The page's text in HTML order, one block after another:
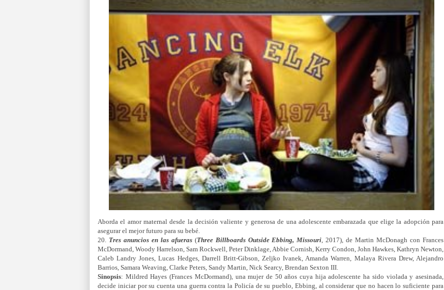
Aborda el amor maternal desde la decisión valiente y generosa de una adolescente embarazada que elige la adopción para
asegurar el mejor futuro para su bebé.
20.
Tres anuncios en las afueras (Three Billboards Outside Ebbing, Missouri , 2017), de Martin McDonagh con Frances
McDormand, Woody Harrelson, Sam Rockwell, Peter Dinklage, Abbie Cornish, Kerry Condon, John Hawkes, Kathryn Newton,
Caleb Landry Jones, Lucas Hedges, Darrell Britt-Gibson, Zeljko Ivanek, Amanda Warren, Malaya Rivera Drew, Alejandro
Barrios, Samara Weaving, Clarke Peters, Sandy Martin, Nick Searcy, Brendan Sexton III.
Sinopsis: Mildred Hayes (Frances McDormand), una mujer de 50 años cuya hija adolescente ha sido violada y asesinada,
decide iniciar por su cuenta una guerra contra la Policía de su pueblo, Ebbing, al considerar que no hacen lo suficiente para